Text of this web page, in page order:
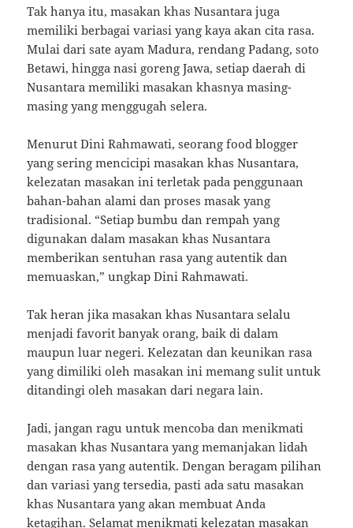
Tak hanya itu, masakan khas Nusantara juga
memiliki berbagai variasi yang kaya akan cita rasa.
Mulai dari sate ayam Madura, rendang Padang, soto
Betawi, hingga nasi goreng Jawa, setiap daerah di
Nusantara memiliki masakan khasnya masing-
masing yang menggugah selera.
Menurut Dini Rahmawati, seorang food blogger
yang sering mencicipi masakan khas Nusantara,
kelezatan masakan ini terletak pada penggunaan
bahan-bahan alami dan proses masak yang
tradisional. “Setiap bumbu dan rempah yang
digunakan dalam masakan khas Nusantara
memberikan sentuhan rasa yang autentik dan
memuaskan,” ungkap Dini Rahmawati.
Tak heran jika masakan khas Nusantara selalu
menjadi favorit banyak orang, baik di dalam
maupun luar negeri. Kelezatan dan keunikan rasa
yang dimiliki oleh masakan ini memang sulit untuk
ditandingi oleh masakan dari negara lain.
Jadi, jangan ragu untuk mencoba dan menikmati
masakan khas Nusantara yang memanjakan lidah
dengan rasa yang autentik. Dengan beragam pilihan
dan variasi yang tersedia, pasti ada satu masakan
khas Nusantara yang akan membuat Anda
ketagihan. Selamat menikmati kelezatan masakan